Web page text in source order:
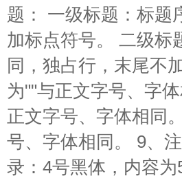
题： 一级标题：标题
加标点符号。 二级标
同，独占行，末尾不
为""与正文字号、字
正文字号、字体相同
号、字体相同。 9、
录：4号黑体，内容为